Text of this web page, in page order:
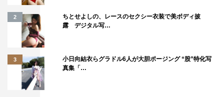
2
ちとせよしの、レースのセクシー衣装で美ボディ披
露 デジタル写…
3
小日向結衣らグラドル6人が大胆ポージング “股”特化写
真集「…